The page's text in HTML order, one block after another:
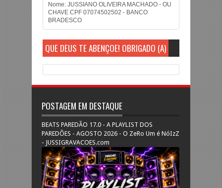
Nome: JUSSIANO OLIVEIRA MACHADO - OU
CHAVE CPF 07074502502 - BANCO
BRADESCO
QUE DEUS TE ABENÇOE! OBRIGADO (A)
POSTAGEM EM DESTAQUE
BEATS PAREDÃO 17.0 - A PLAYLIST DOS
PAREDÕES - AGOSTO 2026 - O ZeRo Um é NóIzZ
- JUSSIGRAVACOES.com